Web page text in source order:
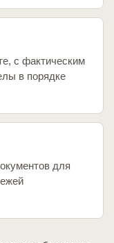
с фактическим
в порядке
для